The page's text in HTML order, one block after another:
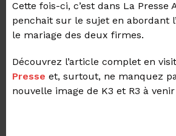
Cette fois-ci, c’est dans La Presse
penchait sur le sujet en abordant
le mariage des deux firmes.
Découvrez l’article complet en
Presse et, surtout, ne manquez
nouvelle image de K3 et R3 à